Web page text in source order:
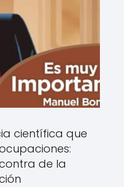
científica que
de la